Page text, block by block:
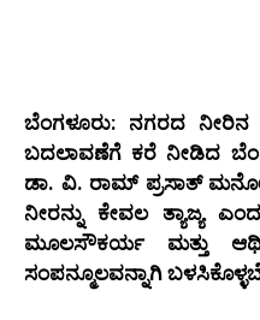
ಬೆಂಗಳೂರು: ನಗರದ
ಬದಲಾವಣೆಗೆ ಕರೆ ನೀಡಿದ
ಡಾ. ವಿ. ರಾಮ್ ಪ್ರಸಾತ್
ನೀರನ್ನು ಕೇವಲ ತ್ಯಾಜ್ಯ
ಮೂಲಸೌಕರ್ಯ ಮತ್ತು
ಸಂಪನ್ಮೂಲವನ್ನಾಗಿ